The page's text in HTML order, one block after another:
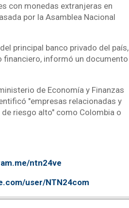
con monedas extranjeras en
por la Asamblea Nacional
principal banco privado del país,
financiero, informó un documento
de Economía y Finanzas
"empresas relacionadas y
riesgo alto" como Colombia o
ntn24ve
user/NTN24com